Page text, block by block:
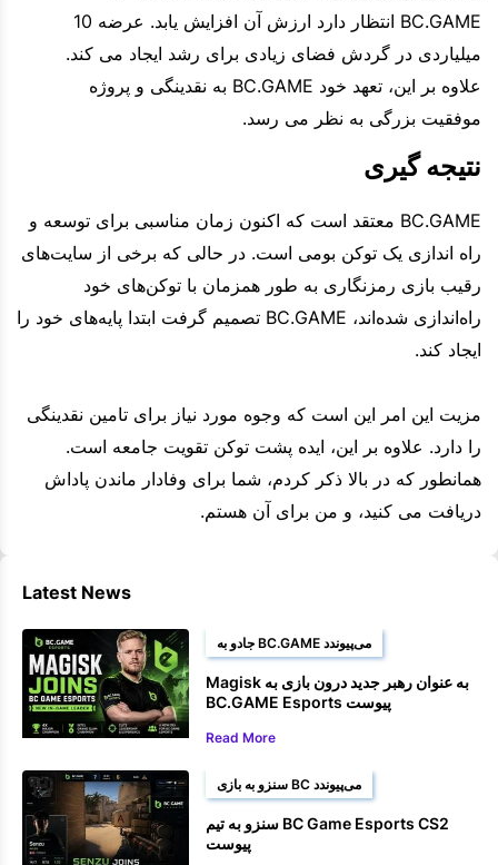
BC.GAME انتظار دارد ارزش آن افزایش یابد. عرضه 10
میلیاردی در گردش فضای زیادی برای رشد ایجاد می کند.
علاوه بر این، تعهد خود BC.GAME به نقدینگی و پروژه
موفقیت بزرگی به نظر می رسد.
نتیجه گیری
BC.GAME معتقد است که اکنون زمان مناسبی برای توسعه و
راه اندازی یک توکن بومی است. در حالی که برخی از سایت‌های
رقیب بازی رمزنگاری به طور همزمان با توکن‌های خود
راه‌اندازی شده‌اند، BC.GAME تصمیم گرفت ابتدا پایه‌های خود را
ایجاد کند.
مزیت این امر این است که وجوه مورد نیاز برای تامین نقدینگی
را دارد. علاوه بر این، ایده پشت توکن تقویت جامعه است.
همانطور که در بالا ذکر کردم، شما برای وفادار ماندن پاداش
دریافت می کنید، و من برای آن هستم.
Latest News
جادو به BC.GAME می‌پیوندد
Magisk به عنوان رهبر جدید درون بازی به
BC.GAME Esports پیوست
Read More
سنزو به بازی BC می‌پیوندد
سنزو به تیم BC Game Esports CS2
پیوست